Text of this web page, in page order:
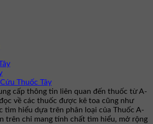
Thuốc Tây
cấp thông tin liên quan đến thuốc từ A-
về các thuốc được kê toa cũng như
tìm hiểu dựa trên phân loại của Thuốc A-
trên chỉ mang tính chất tìm hiểu, mở rộng